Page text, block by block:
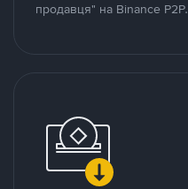
продавця" на Binance P2P.